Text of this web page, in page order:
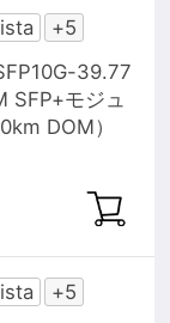
+5
39.77
SFP+モジュ
DOM）
+5